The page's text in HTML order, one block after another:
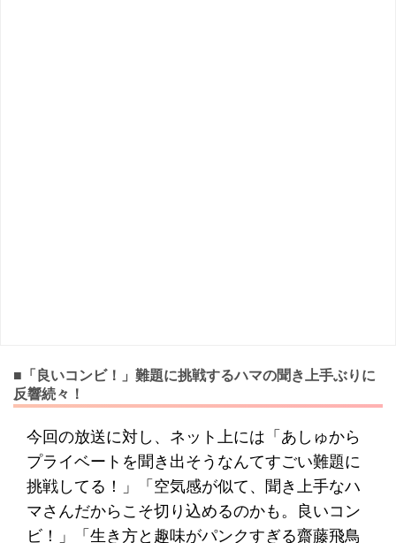
■「良いコンビ！」難題に挑戦するハマの聞き上手ぶりに
反響続々！
今回の放送に対し、ネット上には「あしゅから
プライベートを聞き出そうなんてすごい難題に
挑戦してる！」「空気感が似て、聞き上手なハ
マさんだからこそ切り込めるのかも。良いコン
ビ！」「生き方と趣味がパンクすぎる齋藤飛鳥